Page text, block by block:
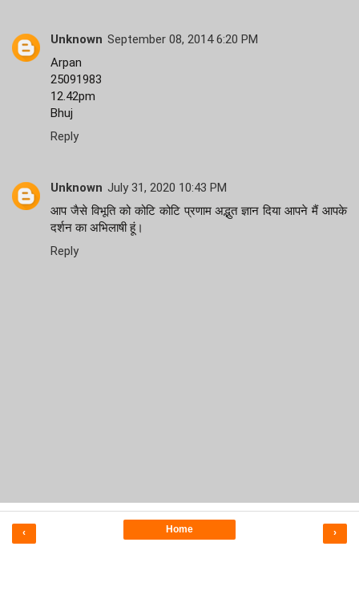
Unknown September 08, 2014 6:20 PM
Arpan
25091983
12.42pm
Bhuj
Reply
Unknown July 31, 2020 10:43 PM
आप जैसे विभूति को कोटि कोटि प्रणाम अद्भुत ज्ञान दिया आपने मैं आपके
दर्शन का अभिलाषी हूं।
Reply
‹ ›
Home